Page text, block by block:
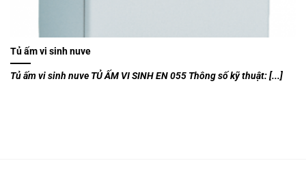
Tủ ấm vi sinh nuve
Tủ ấm vi sinh nuve TỦ ẤM VI SINH EN 055 Thông số kỹ thuật: [...]